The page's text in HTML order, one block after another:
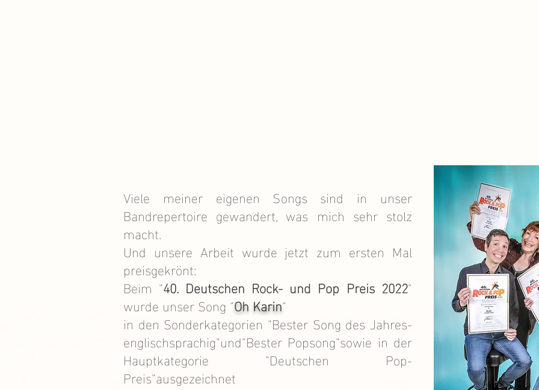
Viele meiner eigenen Songs sind in unser
Bandrepertoire gewandert, was mich sehr stolz
macht.
Und unsere Arbeit wurde jetzt zum ersten Mal
preisgekrönt:
Beim "40. Deutschen Rock- und Pop Preis 2022"
wurde unser Song"Oh Karin"
in den Sonderkategorien "Bester Song des Jahres-
englischsprachig"und"Bester Popsong"sowie in der
Hauptkategorie "Deutschen Pop-
Preis"ausgezeichnet